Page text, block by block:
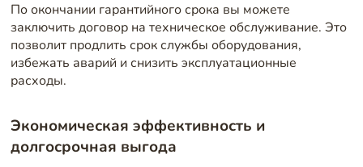
По окончании гарантийного срока вы можете
заключить договор на техническое обслуживание. Это
позволит продлить срок службы оборудования,
избежать аварий и снизить эксплуатационные
расходы.
Экономическая эффективность и
долгосрочная выгода